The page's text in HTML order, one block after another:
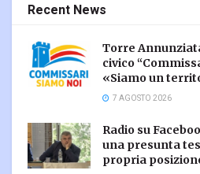
Recent News
Torre
civico
«Siamo un
7 AGOSTO 2026
Radio su
una presunta
propria